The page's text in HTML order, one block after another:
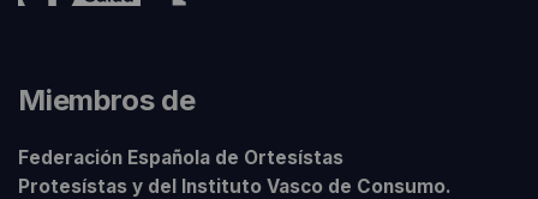
Miembros de
Federación Española de Ortesístas
Protesístas y del Instituto Vasco de Consumo.